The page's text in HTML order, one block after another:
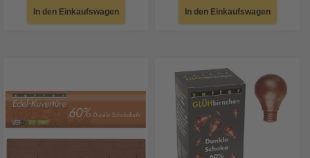
In den Einkaufswagen In den Einkaufswagen